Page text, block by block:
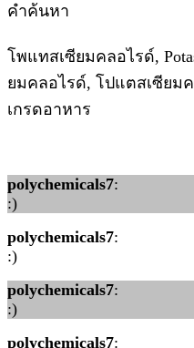
คำค้นหา
โพแทสเซียมคลอไรด์,
ยมคลอไรด์, โปแตสเซียม
เกรดอาหาร
polychemicals7:
:)
polychemicals7:
:)
polychemicals7:
:)
polychemicals7: